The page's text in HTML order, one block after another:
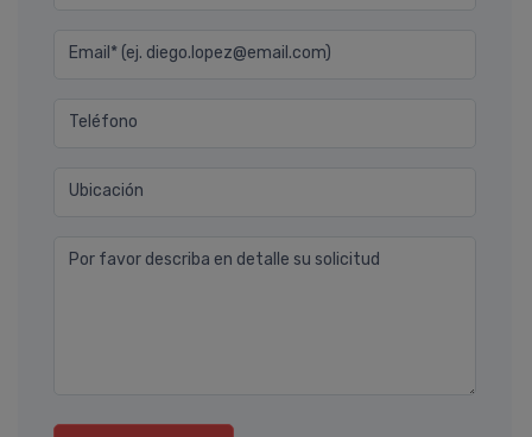
Email* (ej. diego.lopez@email.com)
Teléfono
Ubicación
Por favor describa en detalle su solicitud